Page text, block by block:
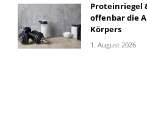
Proteinriegel
offenbar die
Körpers
1. August 2026